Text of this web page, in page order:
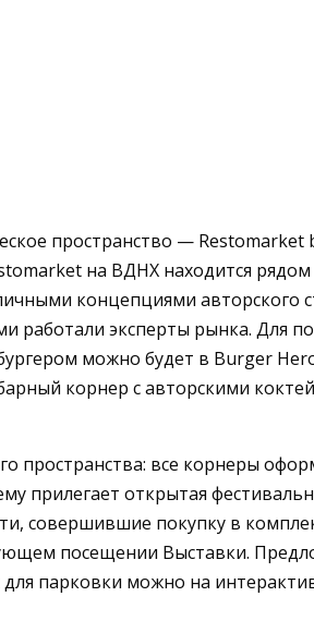
пространство —
на ВДНХ находится
концепциями авторского
эксперты рынка. Для
можно будет в Burger
корнер с авторскими
пространства: все корнеры
прилегает открытая
совершившие покупку в
посещении Выставки.
парковки можно на